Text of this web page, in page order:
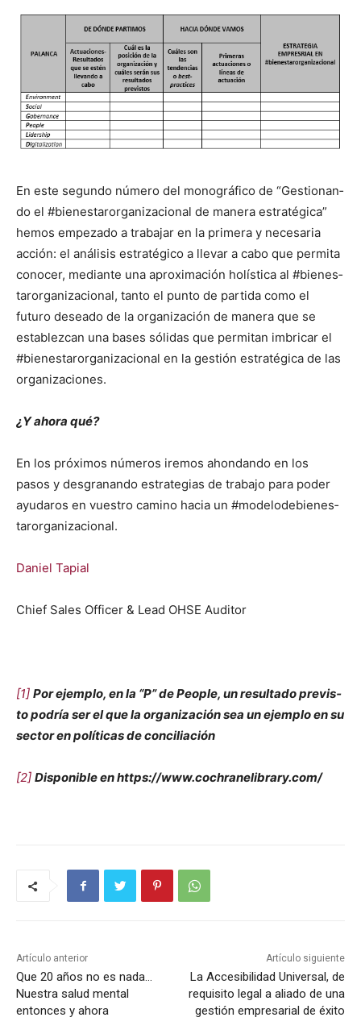
En este segun­do número del mono­grá­fi­co de “Ges­tio­nan­
do el #bien­es­taror­ga­ni­za­cional de man­era estratég­i­ca”
hemos empeza­do a tra­ba­jar en la primera y nece­saria
acción: el análi­sis estratégi­co a lle­var a cabo que per­mi­ta
cono­cer, medi­ante una aprox­i­mación holís­ti­ca al #bien­es­
taror­ga­ni­za­cional, tan­to el pun­to de par­ti­da como el
futuro desea­do de la orga­ni­zación de man­era que se
establez­can una bases sól­i­das que per­mi­tan imbricar el
#bien­es­taror­ga­ni­za­cional en la gestión estratég­i­ca de las
orga­ni­za­ciones.
¿Y aho­ra qué?
En los próx­i­mos números ire­mos ahon­dan­do en los
pasos y des­granan­do estrate­gias de tra­ba­jo para poder
ayu­daros en vue­stro camino hacia un #mod­e­lode­bi­en­es­
taror­ga­ni­za­cional.
Daniel Tapi­al
Chief Sales Offi­cer & Lead OHSE Audi­tor
[1] Por ejem­p­lo, en la “P” de Peo­ple, un resul­ta­do pre­vis­
to podría ser el que la orga­ni­zación sea un ejem­p­lo en su
sec­tor en políti­cas de con­cil­iación
[2] Disponible en https://www.cochranelibrary.com/
Artículo anterior
Que 20 años no es nada…
Nuestra salud mental
entonces y ahora
Artículo siguiente
La Accesibilidad Universal, de
requisito legal a aliado de una
gestión empresarial de éxito